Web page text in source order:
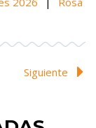
Siguiente